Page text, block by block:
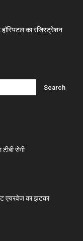
हॉस्पिटल का रजिस्ट्रेशन
रोगी
एयरवेज का झटका